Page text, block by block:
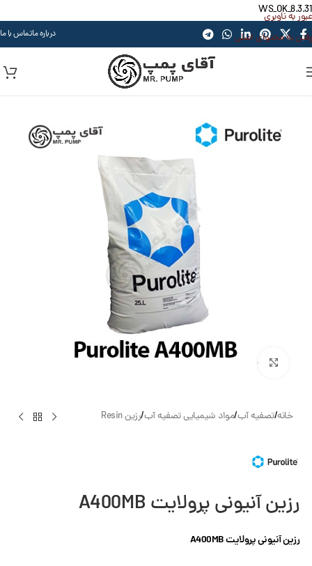
WS_OK_8.3.31
عبور به ناوبری
رفتن به محتوای اصلی
درباره ماتماس با ما
بزرگنمایی تصویر
خانه/تصفیه آب/مواد شیمیایی تصفیه آب/رزین Resin
رزین آنیونی پرولایت A400MB
رزین آنیونی پرولایت A400MB